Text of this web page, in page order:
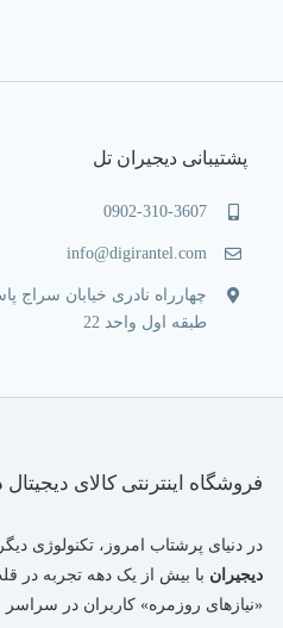
پشتیبانی دیجیران تل
0902-310-3607
info@digirantel.com
چهارراه نادری خیابان سراج
طبقه اول واحد 22
فروشگاه اینترنتی کالای دیجیتال
در دنیای پرشتاب امروز، تکنولوژی
دیجیران با بیش از یک دهه تجربه در
«نیازهای روزمره» کاربران در سراسر